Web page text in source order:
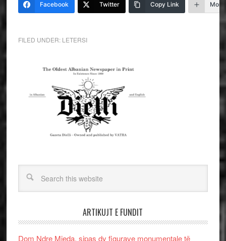
Facebook Twitter Copy Link More
FILED UNDER: LETERSI
ARTIKUJT E FUNDIT
Dom Ndre Mjeda, sipas dy figurave monumentale të